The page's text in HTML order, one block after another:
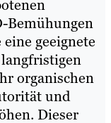
Bemühungen
geeignete
organischen
und
Dieser